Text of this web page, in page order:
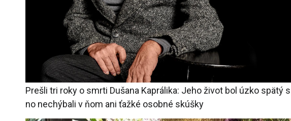
Prešli tri roky o smrti Dušana Kaprálika: Jeho život bol úzko spätý
no nechýbali v ňom ani ťažké osobné skúšky